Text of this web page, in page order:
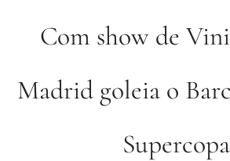
Com show de
Madrid goleia o
Supercopa